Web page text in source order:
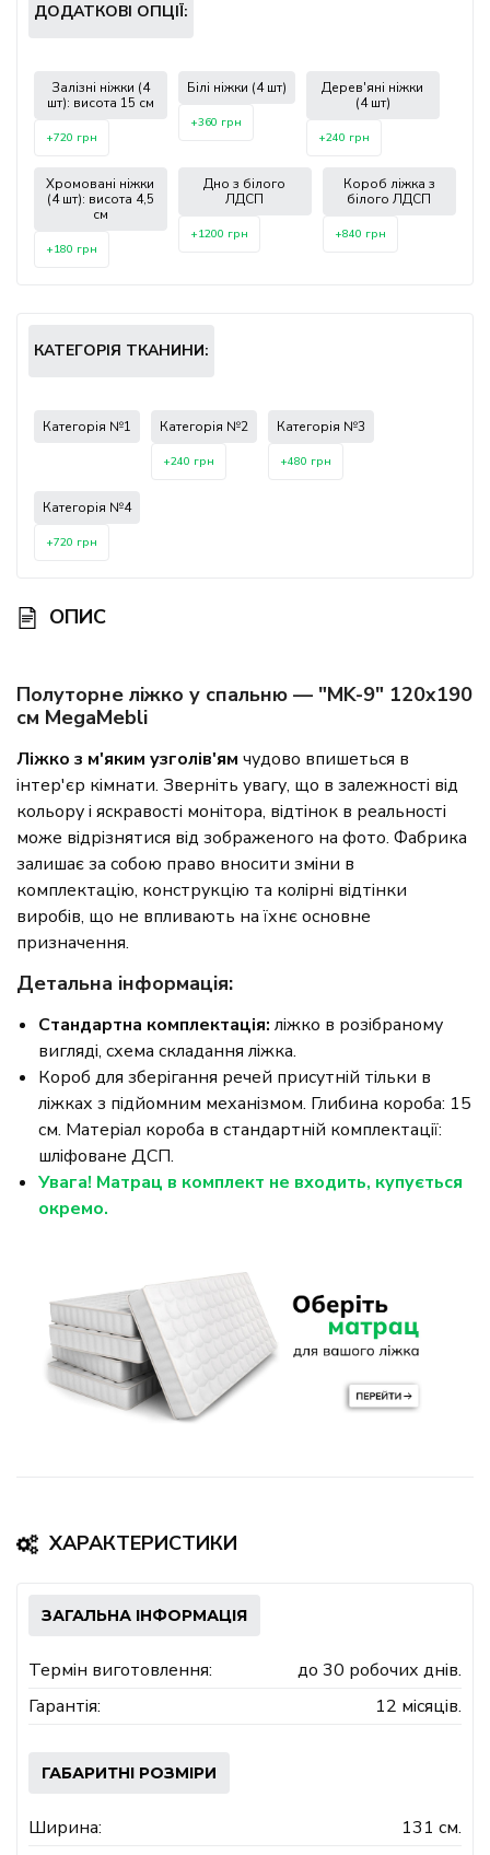
ДОДАТКОВІ ОПЦІЇ:
Залізні ніжки (4
шт): висота 15 см
+720 грн
Білі ніжки (4 шт)
+360 грн
Дерев'яні ніжки
(4 шт)
+240 грн
Хромовані ніжки
(4 шт): висота 4,5
см
+180 грн
Дно з білого
ЛДСП
+1200 грн
Короб ліжка з
білого ЛДСП
+840 грн
КАТЕГОРІЯ ТКАНИНИ:
Категорія №1 Категорія №2
+240 грн
Категорія №3
+480 грн
Категорія №4
+720 грн
ОПИС
Полуторне ліжко у спальню — "MK-9" 120x190
см МеgаМеbli
Ліжко з м'яким узголів'ям чудово впишеться в
інтер'єр кімнати. Зверніть увагу, що в залежності від
кольору і яскравості монітора, відтінок в реальності
може відрізнятися від зображеного на фото. Фабрика
залишає за собою право вносити зміни в
комплектацію, конструкцію та колірні відтінки
виробів, що не впливають на їхнє основне
призначення.
Детальна інформація:
Стандартна комплектація: ліжко в розібраному
вигляді, схема складання ліжка.
Короб для зберігання речей присутній тільки в
ліжках з підйомним механізмом. Глибина короба: 15
см. Матеріал короба в стандартній комплектації:
шліфоване ДСП.
Увага! Матрац в комплект не входить, купується
окремо.
ХАРАКТЕРИСТИКИ
ЗАГАЛЬНА ІНФОРМАЦІЯ
Термін виготовлення:
до 30 робочих днів.
Гарантія:
12 місяців.
ГАБАРИТНІ РОЗМІРИ
Ширина:
131 см.